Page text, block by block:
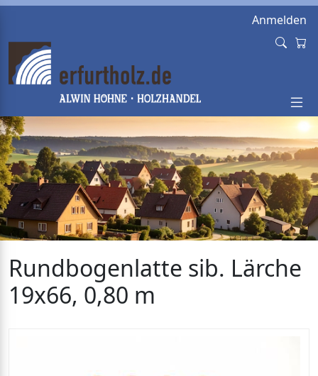
Anmelden
Rundbogenlatte sib. Lärche
19x66, 0,80 m